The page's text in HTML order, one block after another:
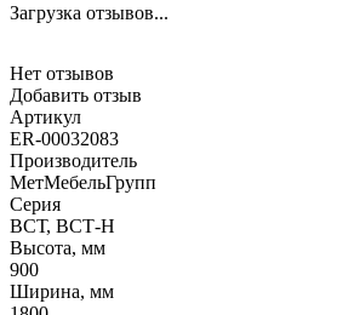
Загрузка отзывов...
Нет отзывов
Добавить отзыв
Артикул
ER-00032083
Производитель
МетМебельГрупп
Серия
ВСТ, ВСТ-Н
Высота, мм
900
Ширина, мм